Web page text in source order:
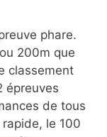
phare.
200m que
classement
épreuves
de tous
le 100